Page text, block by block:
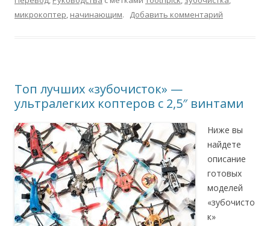
микрокоптер, начинающим. Добавить комментарий
Топ лучших «зубочисток» —
ультралегких коптеров с 2,5″ винтами
Ниже вы
найдете
описание
готовых
моделей
«зубочисто
к»